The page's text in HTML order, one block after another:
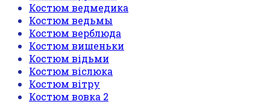
Костюм ведмедика
Костюм ведьмы
Костюм верблюда
Костюм вишеньки
Костюм відьми
Костюм віслюка
Костюм вітру
Костюм вовка 2